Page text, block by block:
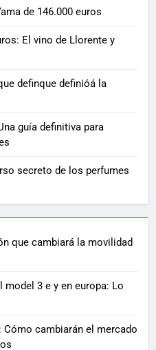
de 146.000 euros
El vino de Llorente y
definque definióá la
guía definitiva para
secreto de los perfumes
que cambiará la movilidad
3 e y en europa: Lo
cambiarán el mercado